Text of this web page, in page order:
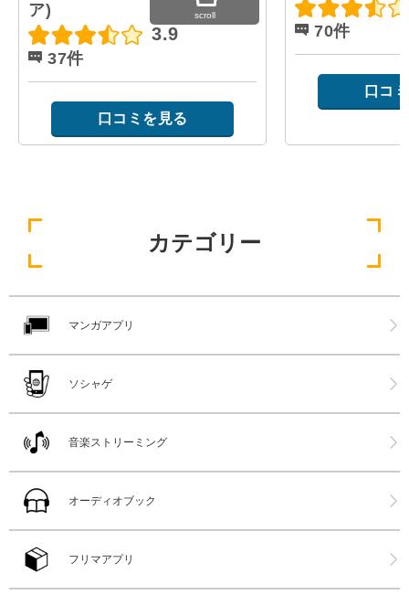
ア)
3.9
37件
口コミを見る
70件
口コ
scroll
カテゴリー
マンガアプリ
ソシャゲ
音楽ストリーミング
オーディオブック
フリマアプリ